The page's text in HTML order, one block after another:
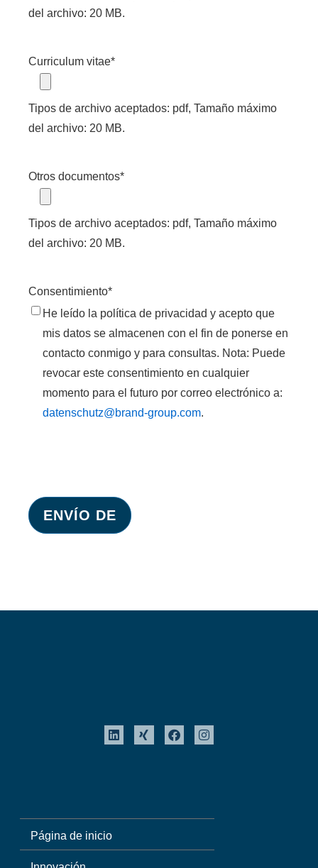
del archivo: 20 MB.
Curriculum vitae*
Tipos de archivo aceptados: pdf, Tamaño máximo
del archivo: 20 MB.
Otros documentos*
Tipos de archivo aceptados: pdf, Tamaño máximo
del archivo: 20 MB.
Consentimiento*
He leído la política de privacidad y acepto que
mis datos se almacenen con el fin de ponerse en
contacto conmigo y para consultas. Nota: Puede
revocar este consentimiento en cualquier
momento para el futuro por correo electrónico a:
datenschutz@brand-group.com.
Página de inicio